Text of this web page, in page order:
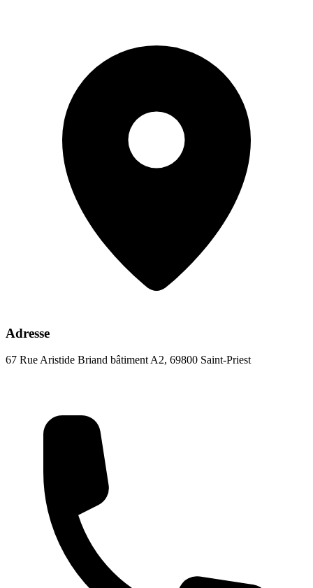
Adresse
67 Rue Aristide Briand bâtiment A2, 69800 Saint-Priest